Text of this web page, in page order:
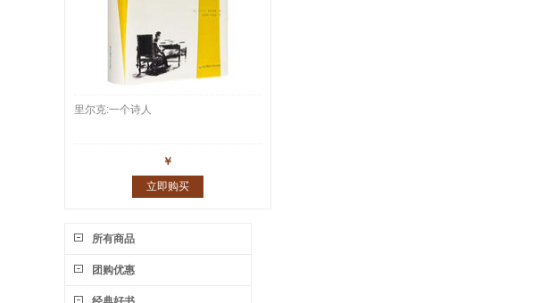
里尔克:一个诗人
￥
立即购买
所有商品
团购优惠